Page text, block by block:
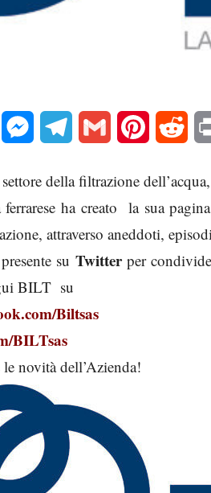
Email MessengerTelegram Gmail Pinterest
della filtrazione
ha creato la sua
attraverso aneddoti,
su Twitterper
BILT su
Biltsas
BILTsas
novità dell’Azienda!